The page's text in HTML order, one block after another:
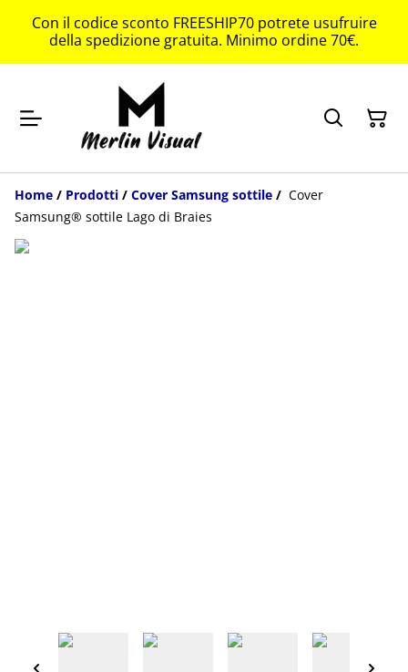
Con il codice sconto FREESHIP70 potrete usufruire
della spedizione gratuita. Minimo ordine 70€.
Home / Prodotti / Cover Samsung sottile / Cover
Samsung® sottile Lago di Braies